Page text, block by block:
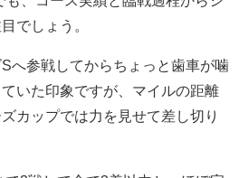
でしょう。
へ参戦してからちょっと歯車が噛
いた印象ですが、マイルの距離
カップでは力を見せて差し切り